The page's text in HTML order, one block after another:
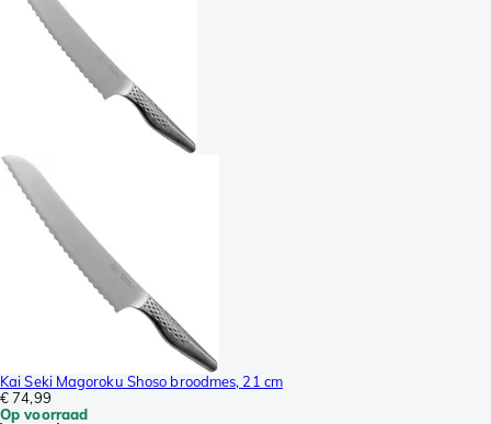
Kai Seki Magoroku Shoso broodmes, 21 cm
€ 74,99
Op voorraad